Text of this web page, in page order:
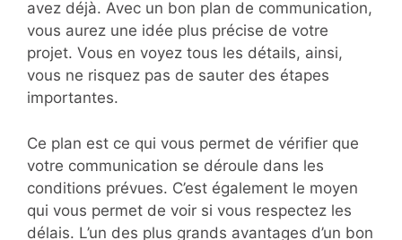
avez déjà. Avec un bon plan de communication,
vous aurez une idée plus précise de votre
projet. Vous en voyez tous les détails, ainsi,
vous ne risquez pas de sauter des étapes
importantes.
Ce plan est ce qui vous permet de vérifier que
votre communication se déroule dans les
conditions prévues. C’est également le moyen
qui vous permet de voir si vous respectez les
délais. L’un des plus grands avantages d’un bon